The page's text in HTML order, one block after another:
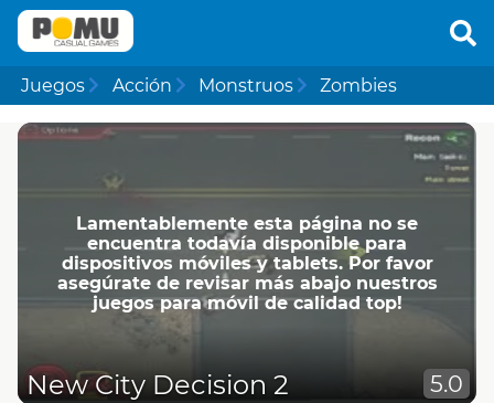
Juegos Acción Monstruos Zombies
Lamentablemente esta página no se
encuentra todavía disponible para
dispositivos móviles y tablets. Por favor
asegúrate de revisar más abajo nuestros
juegos para móvil de calidad top!
New City Decision 2 5.0